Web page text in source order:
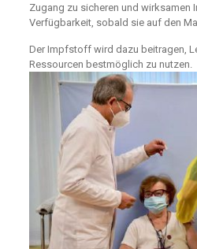
Zugang zu sicheren und wirksamen
Verfügbarkeit, sobald sie auf den
Der Impfstoff wird dazu beitragen,
Ressourcen bestmöglich zu nutzen.